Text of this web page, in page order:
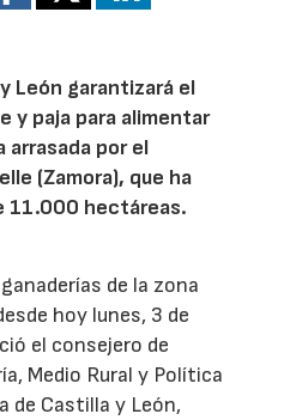
León garantizará el
y paja para alimentar
arrasada por el
(Zamora), que ha
11.000 hectáreas.
de la zona
hoy lunes, 3 de
el consejero de
Medio Rural y Política
de Castilla y León,